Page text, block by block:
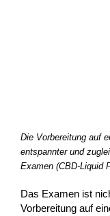
Die Vorbereitung auf
entspannter und
Examen (CBD-Liquid
Das Examen ist
Vorbereitung auf